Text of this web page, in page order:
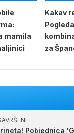
mamila
Kakav
za
Pobjednica